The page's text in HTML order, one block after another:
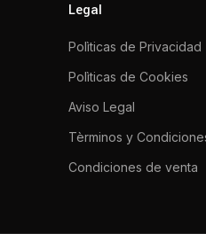
Legal
Polìticas de Privacidad
Polìticas de Cookies
Aviso Legal
Tèrminos y
Condiciones de venta